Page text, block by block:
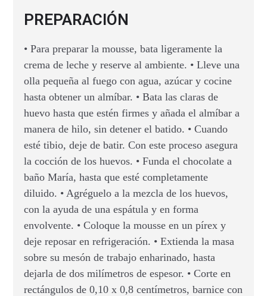
PREPARACIÓN
• Para preparar la mousse, bata ligeramente la
crema de leche y reserve al ambiente. • Lleve una
olla pequeña al fuego con agua, azúcar y cocine
hasta obtener un almíbar. • Bata las claras de
huevo hasta que estén firmes y añada el almíbar a
manera de hilo, sin detener el batido. • Cuando
esté tibio, deje de batir. Con este proceso asegura
la cocción de los huevos. • Funda el chocolate a
baño María, hasta que esté completamente
diluido. • Agréguelo a la mezcla de los huevos,
con la ayuda de una espátula y en forma
envolvente. • Coloque la mousse en un pírex y
deje reposar en refrigeración. • Extienda la masa
sobre su mesón de trabajo enharinado, hasta
dejarla de dos milímetros de espesor. • Corte en
rectángulos de 0,10 x 0,8 centímetros, barnice con